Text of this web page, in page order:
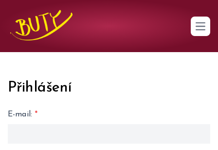
Open
Přihlášení
E-mail : *